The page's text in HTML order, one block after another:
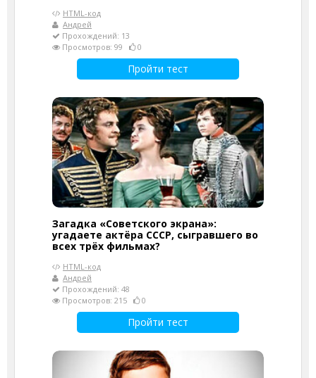
HTML-код
Андрей
Прохождений: 13
Просмотров: 99
0
Пройти тест
Загадка «Советского экрана»:
угадаете актёра СССР, сыгравшего во
всех трёх фильмах?
HTML-код
Андрей
Прохождений: 48
Просмотров: 215
0
Пройти тест